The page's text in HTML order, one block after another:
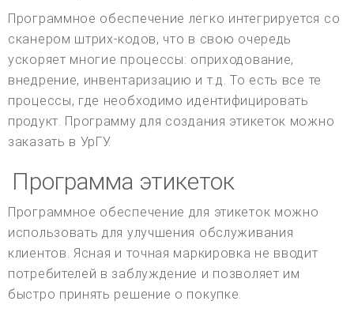
Программное обеспечение легко интегрируется со
сканером штрих-кодов, что в свою очередь
ускоряет многие процессы: оприходование,
внедрение, инвентаризацию и т.д. То есть все те
процессы, где необходимо идентифицировать
продукт. Программу для создания этикеток можно
заказать в УрГУ.
Программа этикеток
Программное обеспечение для этикеток можно
использовать для улучшения обслуживания
клиентов. Ясная и точная маркировка не вводит
потребителей в заблуждение и позволяет им
быстро принять решение о покупке.